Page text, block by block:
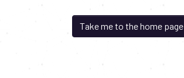
Take me to the home page